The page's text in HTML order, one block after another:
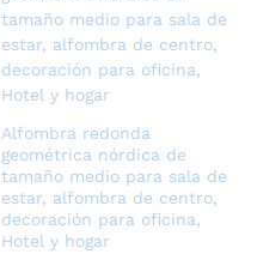
Alfombra redonda
geométrica nórdica de
tamaño medio para sala de
estar, alfombra de centro,
decoración para oficina,
Hotel y hogar